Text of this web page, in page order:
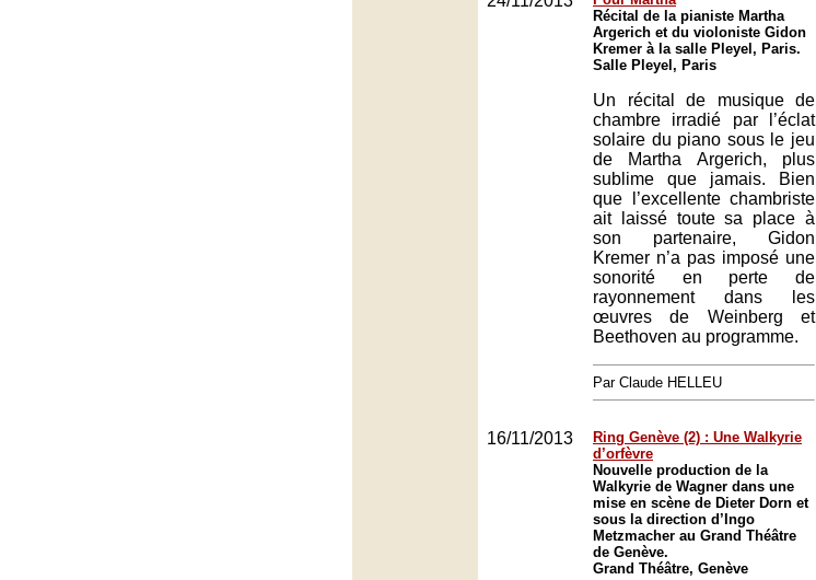
Récital de la pianiste Martha
Argerich et du violoniste Gidon
Kremer à la salle Pleyel, Paris.
Salle Pleyel, Paris
Un récital de musique de
chambre irradié par l’éclat
solaire du piano sous le jeu
de Martha Argerich, plus
sublime que jamais. Bien
que l’excellente chambriste
ait laissé toute sa place à
son partenaire, Gidon
Kremer n’a pas imposé une
sonorité en perte de
rayonnement dans les
œuvres de Weinberg et
Beethoven au programme.
Par Claude HELLEU
16/11/2013
Ring Genève (2) : Une Walkyrie
d’orfèvre
Nouvelle production de la
Walkyrie de Wagner dans une
mise en scène de Dieter Dorn et
sous la direction d’Ingo
Metzmacher au Grand Théâtre
de Genève.
Grand Théâtre, Genève